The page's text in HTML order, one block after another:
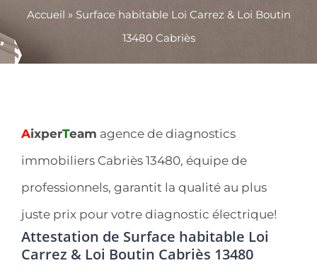
Accueil » Surface habitable Loi Carrez & Loi Boutin
13480 Cabriès
AixperTeam agence de diagnostics
immobiliers Cabriès 13480, équipe de
professionnels, garantit la qualité au plus
juste prix pour votre diagnostic électrique!
Attestation de Surface habitable Loi
Carrez & Loi Boutin Cabriès 13480